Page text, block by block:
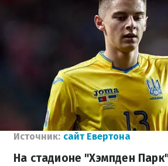
Источник: сайт Евертона
На стадионе "Хэмпден